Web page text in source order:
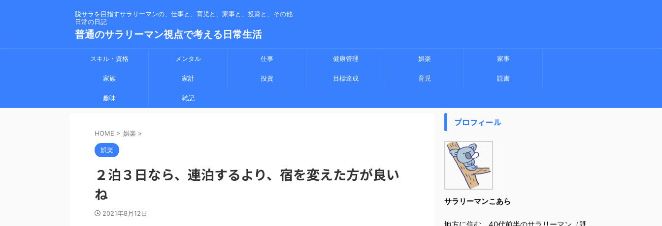
脱サラを目指すサラリーマンの、仕事と、育児と、家事と、投資と、その他
日常の日記
普通のサラリーマン視点で考える日常生活
スキル・資格 メンタル 仕事 健康管理 娯楽 家事
家族 家計 投資 目標達成 育児 読書
趣味 雑記
HOME > 娯楽 >
娯楽
２泊３日なら、連泊するより、宿を変えた方が良い
ね
2021年8月12日
プロフィール
サラリーマンこあら